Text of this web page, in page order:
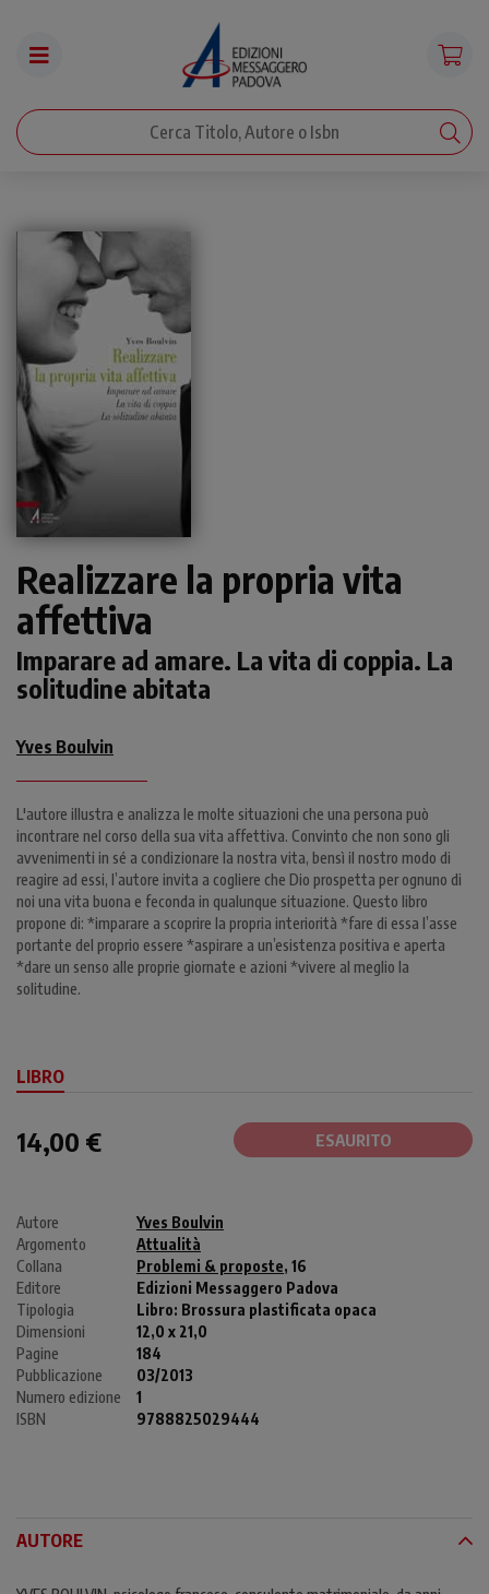
Realizzare la propria vita
affettiva
Imparare ad amare. La vita di coppia. La
solitudine abitata
Yves Boulvin
L'autore illustra e analizza le molte situazioni che una persona può
incontrare nel corso della sua vita affettiva. Convinto che non sono gli
avvenimenti in sé a condizionare la nostra vita, bensì il nostro modo di
reagire ad essi, l’autore invita a cogliere che Dio prospetta per ognuno di
noi una vita buona e feconda in qualunque situazione. Questo libro
propone di: *imparare a scoprire la propria interiorità *fare di essa l’asse
portante del proprio essere *aspirare a un’esistenza positiva e aperta
*dare un senso alle proprie giornate e azioni *vivere al meglio la
solitudine.
LIBRO
14,00 € ESAURITO
Autore
Yves Boulvin
Argomento
Attualità
Collana
Problemi & proposte, 16
Editore
Edizioni Messaggero Padova
Tipologia
Libro: Brossura plastificata opaca
Dimensioni
12,0 x 21,0
Pagine
184
Pubblicazione
03/2013
Numero edizione
1
ISBN
9788825029444
AUTORE